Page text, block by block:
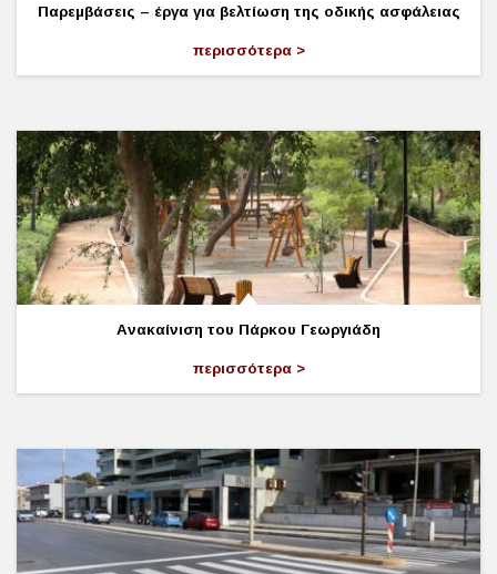
Παρεμβάσεις – έργα για βελτίωση της οδικής ασφάλειας
περισσότερα
Ανακαίνιση του Πάρκου Γεωργιάδη
περισσότερα